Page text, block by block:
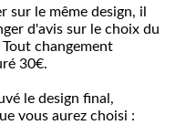
sur le même design, il
d'avis sur le choix du
changement
30€.
le design final,
vous aurez choisi :